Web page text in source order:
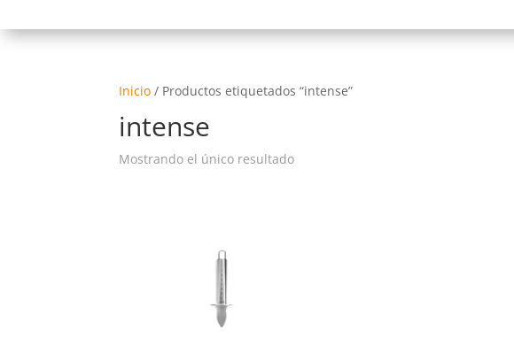
Inicio / Productos etiquetados “intense”
intense
Mostrando el único resultado